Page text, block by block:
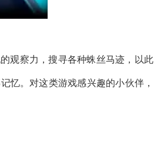
观察力，搜寻各种蛛丝马迹，以此
忆。对这类游戏感兴趣的小伙伴，